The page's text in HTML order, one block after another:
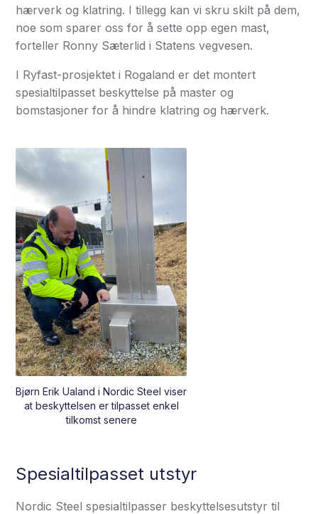
hærverk og klatring. I tillegg kan vi skru skilt på dem,
noe som sparer oss for å sette opp egen mast,
forteller Ronny Sæterlid i Statens vegvesen.
I Ryfast-prosjektet i Rogaland er det montert
spesialtilpasset beskyttelse på master og
bomstasjoner for å hindre klatring og hærverk.
Bjørn Erik Ualand i Nordic Steel viser
at beskyttelsen er tilpasset enkel
tilkomst senere
Spesialtilpasset utstyr
Nordic Steel spesialtilpasser beskyttelsesutstyr til